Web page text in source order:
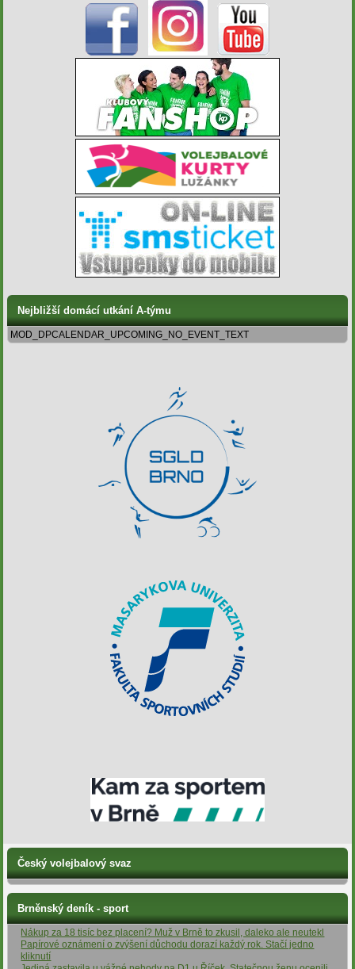
Nejbližší domácí utkání A-týmu
MOD_DPCALENDAR_UPCOMING_NO_EVENT_TEXT
Český volejbalový svaz
Brněnský deník - sport
Nákup za 18 tisíc bez placení? Muž v Brně to zkusil, daleko ale neutekl
Papírové oznámení o zvýšení důchodu dorazí každý rok. Stačí jedno
kliknutí